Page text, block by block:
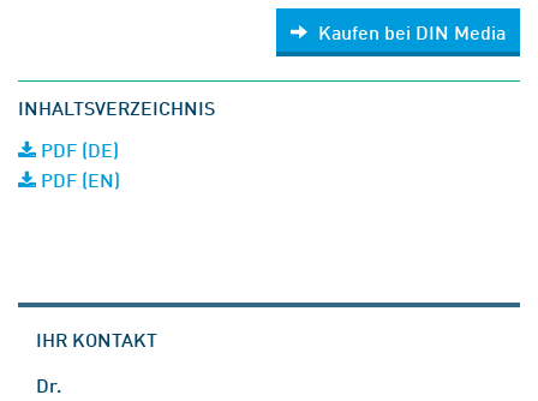
Kaufen bei DIN Media
INHALTSVERZEICHNIS
PDF (DE)
PDF (EN)
IHR KONTAKT
Dr.